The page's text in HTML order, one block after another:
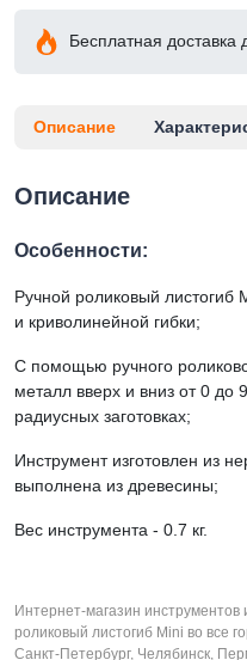
Бесплатная
Описание
Описание
Особенности:
Ручной роликовый листогиб
и криволинейной гибки;
С помощью ручного
металл вверх и вниз от 0 до
радиусных заготовках;
Инструмент изготовлен из
выполнена из древесины;
Вес инструмента - 0.7 кг.
Интернет-магазин инструментов
роликовый листогиб Mini во все
Санкт-Петербург, Челябинск,